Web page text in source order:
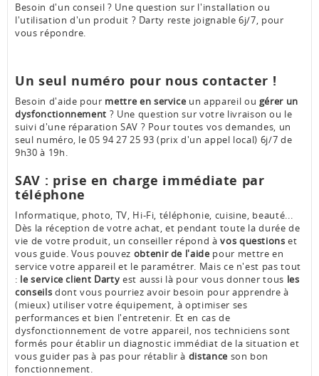
Besoin d'un conseil ? Une question sur l'installation ou
l'utilisation d'un produit ? Darty reste joignable 6j/7, pour
vous répondre.
Un seul numéro pour nous contacter !
Besoin d'aide pour mettre en serviceun appareil ou gérer un
dysfonctionnement ? Une question sur votre livraison ou le
suivi d'une réparation SAV ? Pour toutes vos demandes, un
seul numéro, le 05 94 27 25 93 (prix d'un appel local) 6j/7 de
9h30 à 19h.
SAV : prise en charge immédiate par
téléphone
Informatique, photo, TV, Hi-Fi, téléphonie, cuisine, beauté...
Dès la réception de votre achat, et pendant toute la durée de
vie de votre produit, un conseiller répond àvos questions et
vous guide. Vous pouvez obtenir de l'aidepour mettre en
service votre appareil et le paramétrer. Mais ce n'est pas tout
: le service client Darty est aussi là pour vous donner tous les
conseils dont vous pourriez avoir besoin pour apprendre à
(mieux) utiliser votre équipement, à optimiser ses
performances et bien l'entretenir. Et en cas de
dysfonctionnement de votre appareil, nos techniciens sont
formés pour établir un diagnostic immédiat de la situation et
vous guider pas à pas pour rétablir à distanceson bon
fonctionnement.